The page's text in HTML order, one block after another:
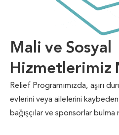
Mali ve Sosyal
Hizmetlerimiz
Relief Programımızda, aşırı
evlerini veya ailelerini
bağışçılar ve sponsorlar bulma